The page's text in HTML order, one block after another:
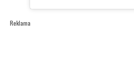
Reklama